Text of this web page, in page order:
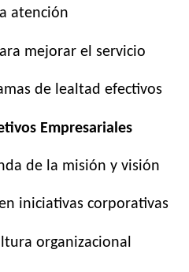
atención
mejorar el servicio
de lealtad efectivos
Empresariales
de la misión y visión
iniciativas corporativas
organizacional